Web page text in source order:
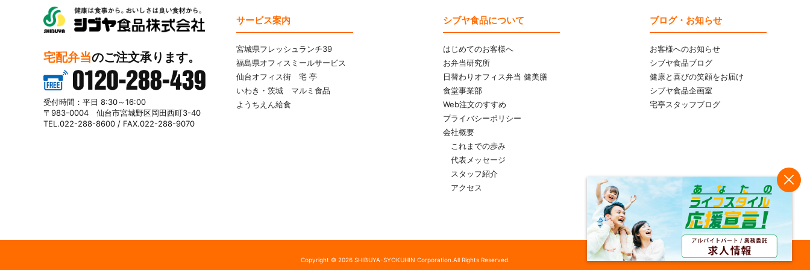
宅配弁当のご注文承ります。
受付時間：平日 8:30～16:00
〒983-0004 仙台市宮城野区岡田西町3-40
TEL.022-288-8600 / FAX.022-288-9070
サービス案内
宮城県フレッシュランチ39
福島県オフィスミールサービス
仙台オフィス街 宅 亭
いわき・茨城 マルミ食品
ようちえん給食
シブヤ食品について
はじめてのお客様へ
お弁当研究所
日替わりオフィス弁当 健美膳
食堂事業部
Web注文のすすめ
プライバシーポリシー
会社概要
これまでの歩み
代表メッセージ
スタッフ紹介
アクセス
ブログ・お知らせ
お客様へのお知らせ
シブヤ食品ブログ
健康と喜びの笑顔をお届け
シブヤ食品企画室
宅亭スタッフブログ
Copyright © 2026 SHIBUYA-SYOKUHIN Corporation.All Rights Reserved.